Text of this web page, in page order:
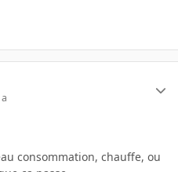
consommation, chauffe, ou